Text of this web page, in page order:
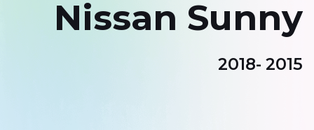
Nissan Sunny
2015 -2018